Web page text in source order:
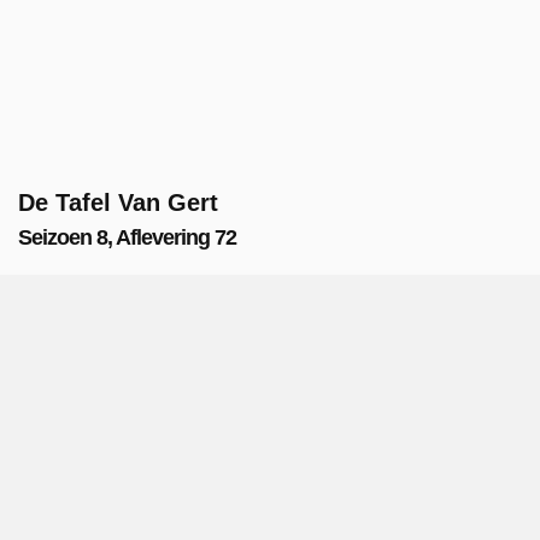
De Tafel Van Gert
Seizoen 8, Aflevering 72